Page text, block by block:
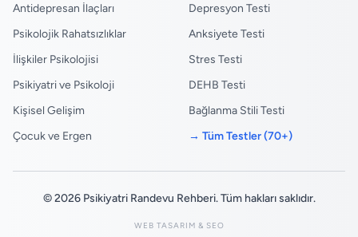
Antidepresan İlaçları
Psikolojik Rahatsızlıklar
İlişkiler Psikolojisi
Psikiyatri ve Psikoloji
Kişisel Gelişim
Çocuk ve Ergen
Depresyon Testi
Anksiyete Testi
Stres Testi
DEHB Testi
Bağlanma Stili Testi
→ Tüm Testler (70+)
© 2026 Psikiyatri Randevu Rehberi. Tüm hakları saklıdır.
WEB TASARIM & SEO